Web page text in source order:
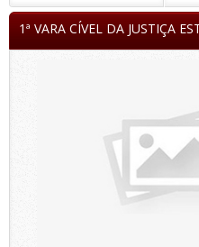
1ª VARA CÍVEL DA JUSTIÇA